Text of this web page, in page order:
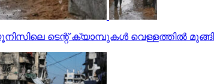
ടെന്റ് ക്യാമ്പുകള്‍ വെള്ളത്തില്‍ മുങ്ങി